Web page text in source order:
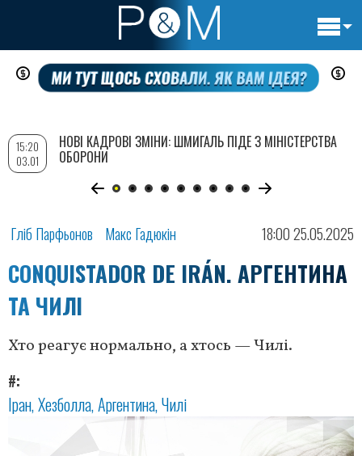
Перейти
до
вмісту
Гліб Парфьонов Макс Гадюкін 18:00 25.05.2025
CONQUISTADOR DE IRÁN. АРГЕНТИНА
ТА ЧИЛІ
Хто реагує нормально, а хтось — Чилі.
#
Іран Хезболла Аргентина Чилі
15:20
03.01
НОВІ КАДРОВІ ЗМІНИ: ШМИГАЛЬ ПІДЕ З МІНІСТЕРСТВА
ОБОРОНИ